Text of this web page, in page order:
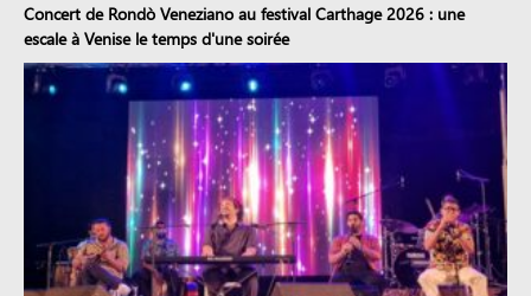
Concert de Rondò Veneziano au festival Carthage 2026 : une
escale à Venise le temps d'une soirée